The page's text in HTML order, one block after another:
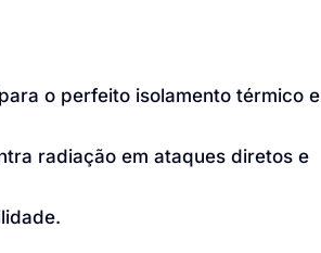
para o perfeito isolamento térmico e
radiação em ataques diretos e